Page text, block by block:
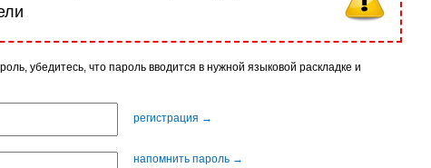
убедитесь, что пароль вводится в нужной языковой раскладке и
регистрация →
напомнить пароль →